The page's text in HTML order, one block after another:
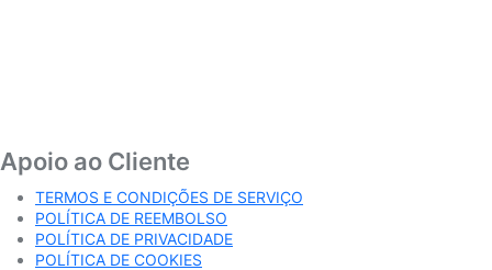
Apoio ao Cliente
TERMOS E CONDIÇÕES DE SERVIÇO
POLÍTICA DE REEMBOLSO
POLÍTICA DE PRIVACIDADE
POLÍTICA DE COOKIES